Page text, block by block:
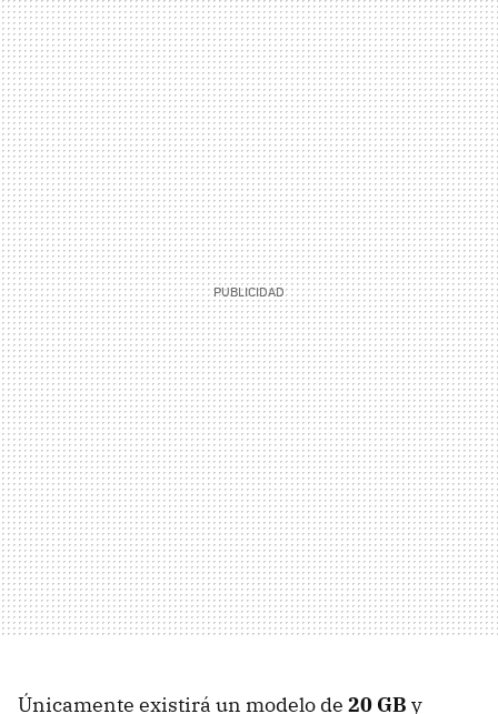
Únicamente existirá un modelo de 20 GB y